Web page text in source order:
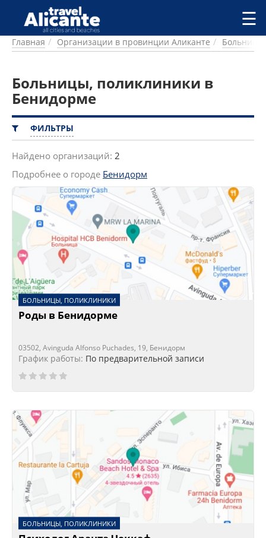
Перейти к основному содержанию
ГОРОДА
ПИТАНИЕ
ПРОЖИВАНИЕ
ПЛЯЖИ
ДОСТОПРИМЕЧАТЕЛЬНОСТИ
КЕМПИНГ
КОМАРКИ (РАЙОНЫ)
РЕЦЕПТЫ
ПРЕДЛОЖЕНИЯ
СТАТЬИ
УСЛУГИ
☰
Главная Организации в провинции Аликанте
Больницы, поликлиники в
Бенидорме
ФИЛЬТРЫ
Найдено организаций: 2
Подробнее о городе Бенидорм
БОЛЬНИЦЫ, ПОЛИКЛИНИКИ
Роды в Бенидорме
03502, Avinguda Alfonso Puchades, 19, Бенидорм
График работы: По предварительной записи
БОЛЬНИЦЫ, ПОЛИКЛИНИКИ